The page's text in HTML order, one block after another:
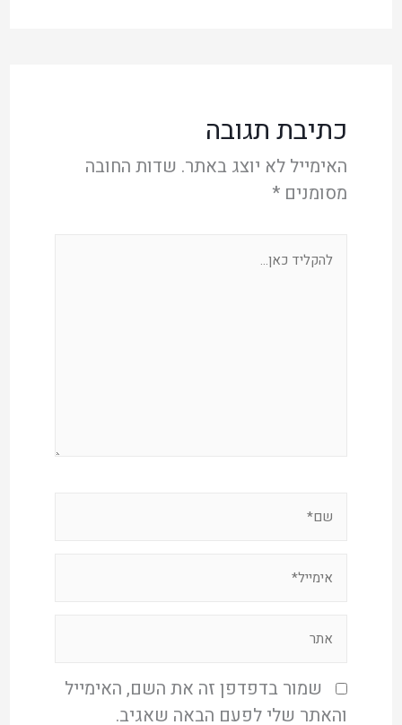
כתיבת תגובה
האימייל לא יוצג באתר. שדות החובה
מסומנים *
שמור בדפדפן זה את השם, האימייל
והאתר שלי לפעם הבאה שאגיב.